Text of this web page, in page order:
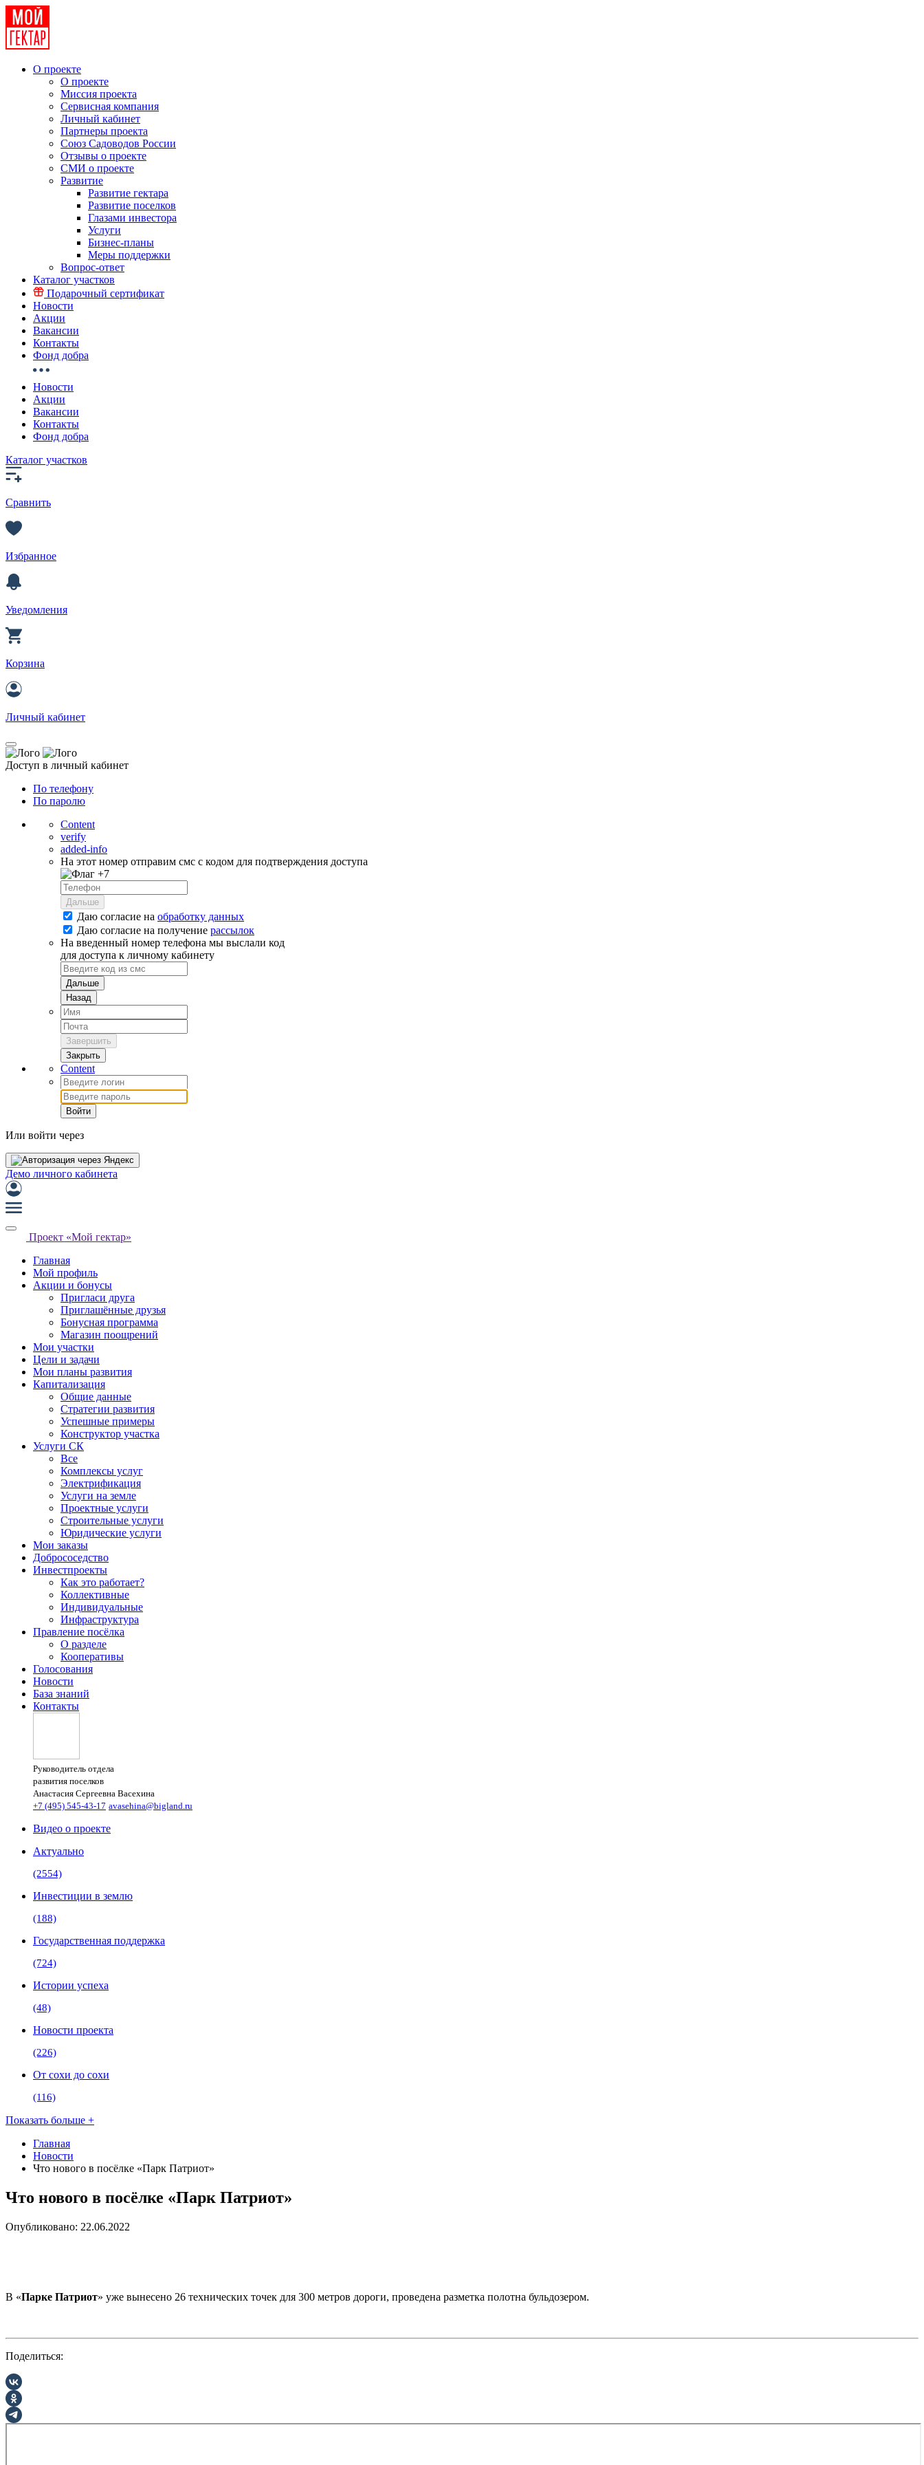
О проекте
О проекте
Миссия проекта
Сервисная компания
Личный кабинет
Партнеры проекта
Союз Садоводов России
Отзывы о проекте
СМИ о проекте
Развитие
Развитие гектара
Развитие поселков
Глазами инвестора
Услуги
Бизнес-планы
Меры поддержки
Вопрос-ответ
Каталог участков
Подарочный сертификат
Новости
Акции
Вакансии
Контакты
Фонд добра
Новости
Акции
Вакансии
Контакты
Фонд добра
Каталог участков
Сравнить
Избранное
Уведомления
Корзина
Личный кабинет
Доступ в личный кабинет
По телефону
По паролю
Content
verify
added-info
На этот номер отправим смс с кодом для подтверждения доступа
+7
Дальше
Даю согласие на обработку данных
Даю согласие на получение рассылок
На введенный номер телефона мы выслали код
для доступа к личному кабинету
Дальше
Назад
Завершить
Закрыть
Content
Войти
Или войти через
Демо личного кабинета
Проект «Мой гектар»
Главная
Мой профиль
Акции и бонусы
Пригласи друга
Приглашённые друзья
Бонусная программа
Магазин поощрений
Мои участки
Цели и задачи
Мои планы развития
Капитализация
Общие данные
Стратегии развития
Успешные примеры
Конструктор участка
Услуги СК
Все
Комплексы услуг
Электрификация
Услуги на земле
Проектные услуги
Строительные услуги
Юридические услуги
Мои заказы
Добрососедство
Инвестпроекты
Как это работает?
Коллективные
Индивидуальные
Инфраструктура
Правление посёлка
О разделе
Кооперативы
Голосования
Новости
База знаний
Контакты
Руководитель отдела
развития поселков
Анастасия Сергеевна Васехина
+7 (495) 545-43-17 avasehina@bigland.ru
Видео о проекте
Актуально
(2554)
Инвестиции в землю
(188)
Государственная поддержка
(724)
Истории успеха
(48)
Новости проекта
(226)
От сохи до сохи
(116)
Показать больше +
Главная
Новости
Что нового в посёлке «Парк Патриот»
Что нового в посёлке «Парк Патриот»
Опубликовано: 22.06.2022
В «Парке Патриот» уже вынесено 26 технических точек для 300 метров дороги, проведена разметка полотна бульдозером.
Поделиться: